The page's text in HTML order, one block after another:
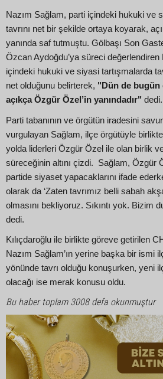
Nazım Sağlam, parti içindeki hukuki ve
tavrını net bir şekilde ortaya koyarak,
yanında saf tutmuştu. Gölbaşı Son
Özcan Aydoğdu’ya süreci değerlendiren
içindeki hukuki ve siyasi tartışmalarda
net olduğunu belirterek, "Dün de bugün
açıkça Özgür Özel’in yanındadır" dedi.
Parti tabanının ve örgütün iradesini
vurgulayan Sağlam, ilçe örgütüyle
yolda liderleri Özgür Özel ile olan birlik
süreceğinin altını çizdi. Sağlam, Özgür
partide siyaset yapacaklarını ifade
olarak da ‘Zaten tavrımız belli sabah
olmasını bekliyoruz. Sıkıntı yok. Bizim
dedi.
Kılıçdaroğlu ile birlikte göreve getirilen
Nazım Sağlam’ın yerine başka bir ismi
yönünde tavrı olduğu konuşurken, yeni
olacağı ise merak konusu oldu.
Bu haber toplam 3008 defa okunmuştur